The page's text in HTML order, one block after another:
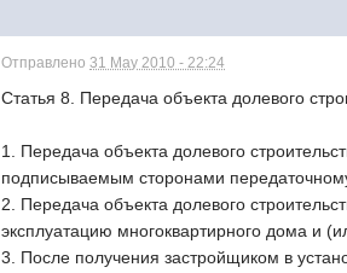
Отправлено31 May 2010 - 22:24
Статья 8. Передача объекта долевого
1. Передача объекта долевого
подписываемым сторонами
2. Передача объекта долевого
эксплуатацию многоквартирного дома и
3. После получения застройщиком в